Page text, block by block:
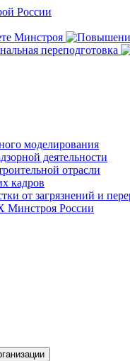
моделирования
деятельности
отрасли
кадров
от загрязнений и
России